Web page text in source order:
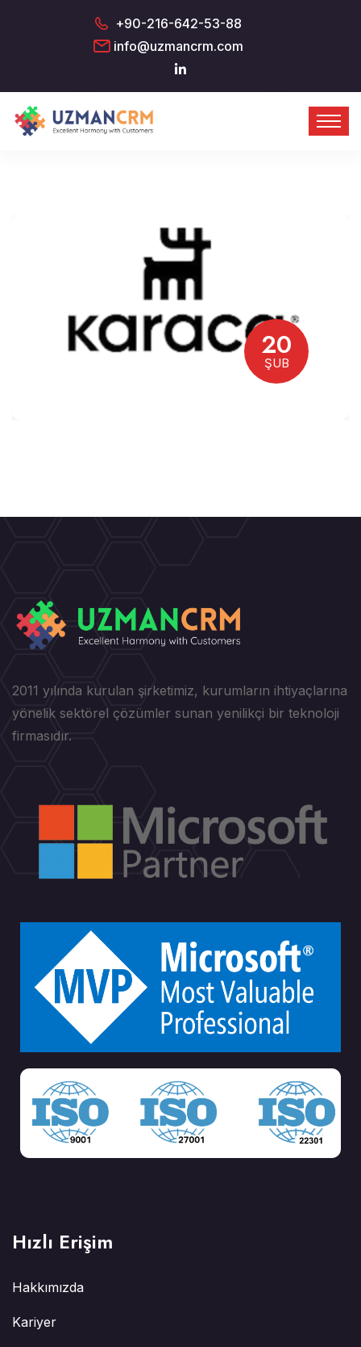
+90-216-642-53-88
info@uzmancrm.com
20
ŞUB
2011 yılında kurulan şirketimiz, kurumların ihtiyaçlarına
yönelik sektörel çözümler sunan yenilikçi bir teknoloji
firmasıdır.
Hızlı Erişim
Hakkımızda
Kariyer